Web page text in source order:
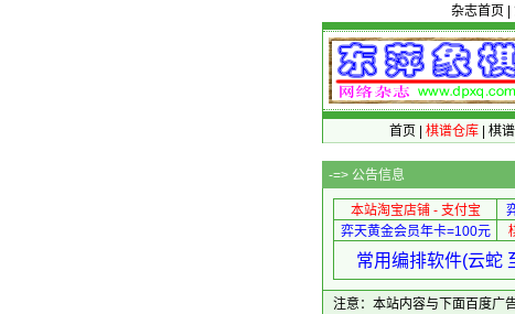
杂志首页
首页 棋谱仓库| 棋
-=> 公告信息
本站淘宝店铺 - 支付宝
弈天黄金会员年卡=100元
常用编排软件(云蛇
注意：本站内容与下面百度广